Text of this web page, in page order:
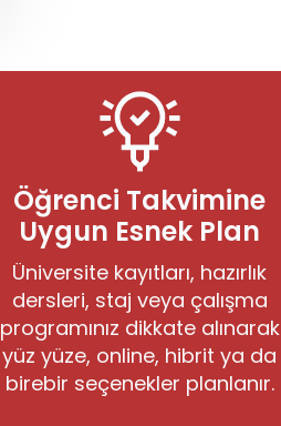
Öğrenci Takvimine
Uygun Esnek Plan
Üniversite kayıtları, hazırlık
dersleri, staj veya çalışma
programınız dikkate alınarak
yüz yüze, online, hibrit ya da
birebir seçenekler planlanır.